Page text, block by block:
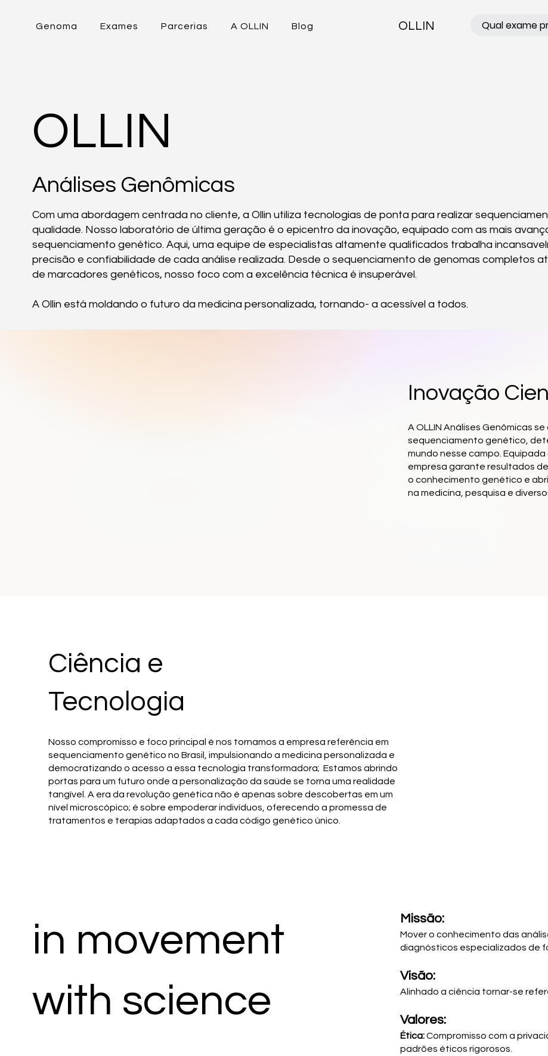
Genoma Exames Parcerias A OLLIN Blog OLLIN
OLLIN
Análises Genômicas
Com uma abordagem centrada no cliente, a Ollin utiliza tecnologias de ponta para realizar
qualidade. Nosso laboratório de última geração é o epicentro da inovação, equipado com as mais
sequenciamento genético. Aqui, uma equipe de especialistas altamente qualificados trabalha
precisão e confiabilidade de cada análise realizada. Desde o sequenciamento de genomas completos
de marcadores genéticos, nosso foco com a excelência técnica é insuperável.
A Ollin está moldando o futuro da medicina personalizada, tornando- a acessível a todos.
Inovação
A OLLIN Análises Genômicas
sequenciamento genético,
mundo nesse campo.
empresa garante resultados
o conhecimento genético e
na medicina, pesquisa e
Ciência e
Tecnologia
Nosso compromisso e foco principal é nos tornamos a empresa referência em
sequenciamento genético no Brasil, impulsionando a medicina personalizada e
democratizando o acesso a essa tecnologia transformadora; Estamos abrindo
portas para um futuro onde a personalização da saúde se torna uma realidade
tangível. A era da revolução genética não é apenas sobre descobertas em um
nível microscópico; é sobre empoderar indivíduos, oferecendo a promessa de
tratamentos e terapias adaptados a cada código genético único.
in movement
with science
Missão:
Mover o conhecimento das
diagnósticos especializados de
Visão:
Alinhado a ciência tornar-se
Valores:
Ética:Compromisso com a
padrões éticos rigorosos.